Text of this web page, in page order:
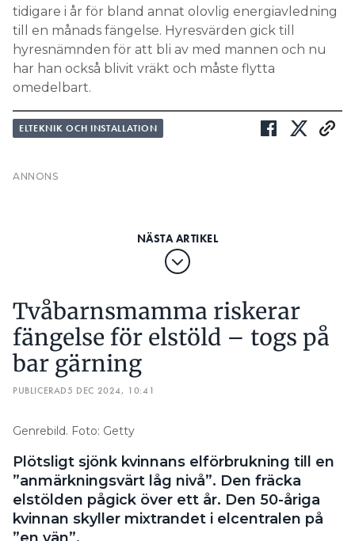
tidigare i år för bland annat olovlig energiavledning
till en månads fängelse. Hyresvärden gick till
hyresnämnden för att bli av med mannen och nu
har han också blivit vräkt och måste flytta
omedelbart.
ELTEKNIK OCH INSTALLATION
Tvåbarnsmamma riskerar
fängelse för elstöld – togs på
bar gärning
PUBLICERAD 5 DEC 2024, 10:41
Genrebild. Foto: Getty
Plötsligt sjönk kvinnans elförbrukning till en
elstölden pågick över ett år. Den 50-åriga
kvinnan skyller mixtrandet i elcentralen på
”en vän”.
TEXT
FELIX BJÖRKLUND
felix.bjorklund@in.se